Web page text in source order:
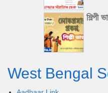
West Bengal